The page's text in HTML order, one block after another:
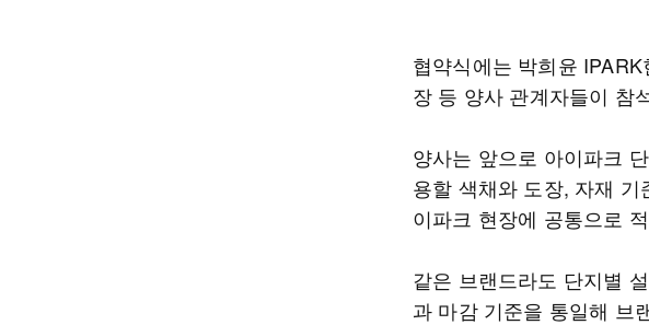
협약식에는 박희윤
장 등 양사 관계자들이 참
양사는 앞으로 아이파크
용할 색채와 도장, 자재
이파크 현장에 공통으로
같은 브랜드라도 단지별
과 마감 기준을 통일해 브